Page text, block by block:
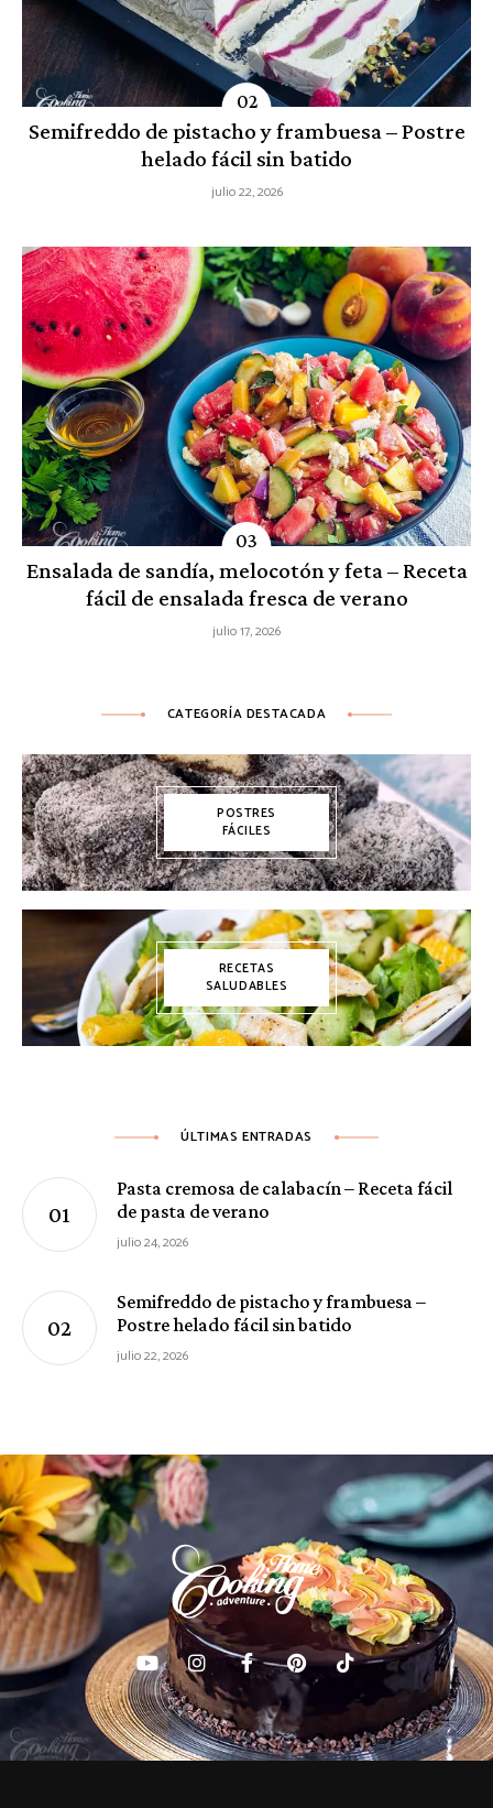
Semifreddo de pistacho y frambuesa – Postre
helado fácil sin batido
julio 22, 2026
Ensalada de sandía, melocotón y feta – Receta
fácil de ensalada fresca de verano
julio 17, 2026
CATEGORÍA DESTACADA
POSTRES
FÁCILES
RECETAS
SALUDABLES
ÚLTIMAS ENTRADAS
Pasta cremosa de calabacín – Receta fácil
de pasta de verano
julio 24, 2026
Semifreddo de pistacho y frambuesa –
Postre helado fácil sin batido
julio 22, 2026